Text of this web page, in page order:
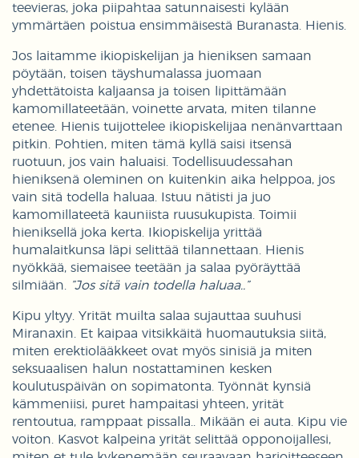
teevieras, joka piipahtaa satunnaisesti kylään
ymmärtäen poistua ensimmäisestä Buranasta. Hienis.
Jos laitamme ikiopiskelijan ja hieniksen samaan
pöytään, toisen täyshumalassa juomaan
yhdettätoista kaljaansa ja toisen lipittämään
kamomillateetään, voinette arvata, miten tilanne
etenee. Hienis tuijottelee ikiopiskelijaa nenänvarttaan
pitkin. Pohtien, miten tämä kyllä saisi itsensä
ruotuun, jos vain haluaisi. Todellisuudessahan
hieniksenä oleminen on kuitenkin aika helppoa, jos
vain sitä todella haluaa. Istuu nätisti ja juo
kamomillateetä kauniista ruusukupista. Toimii
hieniksellä joka kerta. Ikiopiskelija yrittää
humalaitkunsa läpi selittää tilannettaan. Hienis
nyökkää, siemaisee teetään ja salaa pyöräyttää
silmiään.
”Jos sitä vain todella haluaa..”
Kipu yltyy. Yrität muilta salaa sujauttaa suuhusi
Miranaxin. Et kaipaa vitsikkäitä huomautuksia siitä,
miten erektiolääkkeet ovat myös sinisiä ja miten
seksuaalisen halun nostattaminen kesken
koulutuspäivän on sopimatonta. Työnnät kynsiä
kämmeniisi, puret hampaitasi yhteen, yrität
rentoutua, ramppaat pissalla.. Mikään ei auta. Kipu vie
voiton. Kasvot kalpeina yrität selittää opponoijallesi,